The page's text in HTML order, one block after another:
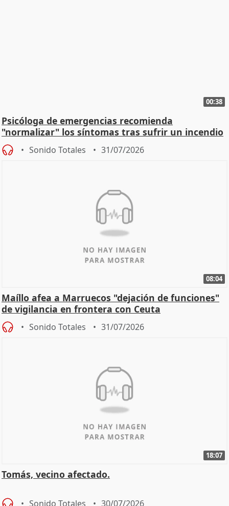
00:38
Psicóloga de emergencias recomienda
"normalizar" los síntomas tras sufrir un incendio
Sonido Totales 31/07/2026
08:04
Maíllo afea a Marruecos "dejación de funciones"
de vigilancia en frontera con Ceuta
Sonido Totales 31/07/2026
18:07
Tomás, vecino afectado.
Sonido Totales 30/07/2026